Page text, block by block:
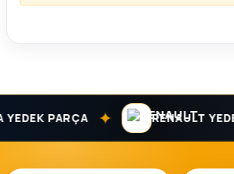
PARÇA ✦ RENAULT